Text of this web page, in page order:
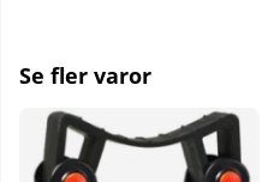
Se fler varor